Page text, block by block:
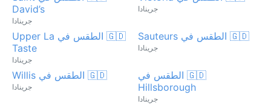
جرينادا
David’s
جرينادا
🇬🇩 الطقس في Sauteurs
جرينادا
🇬🇩 الطقس في Upper La
Taste
جرينادا
🇬🇩 الطقس في
Hillsborough
جرينادا
🇬🇩 الطقس في Willis
جرينادا